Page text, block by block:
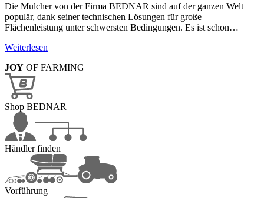
Die Mulcher von der Firma BEDNAR sind auf der ganzen Welt
populär, dank seiner technischen Lösungen für große
Flächenleistung unter schwersten Bedingungen. Es ist schon…
Weiterlesen
JOY OF FARMING
Shop BEDNAR
Händler finden
Vorführung